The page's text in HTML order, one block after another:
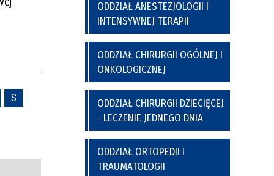
Kaplica Szpitalna
Regulamin Korzystania z Miejsc
Poradnia Preluksacyjna
S
ODDZIAŁ ANESTEZJOLOGII I
INTENSYWNEJ TERAPII
ODDZIAŁ CHIRURGII OGÓLNEJ I
ONKOLOGICZNEJ
ODDZIAŁ CHIRURGII DZIECIĘCEJ
- LECZENIE JEDNEGO DNIA
ODDZIAŁ ORTOPEDII I
TRAUMATOLOGII